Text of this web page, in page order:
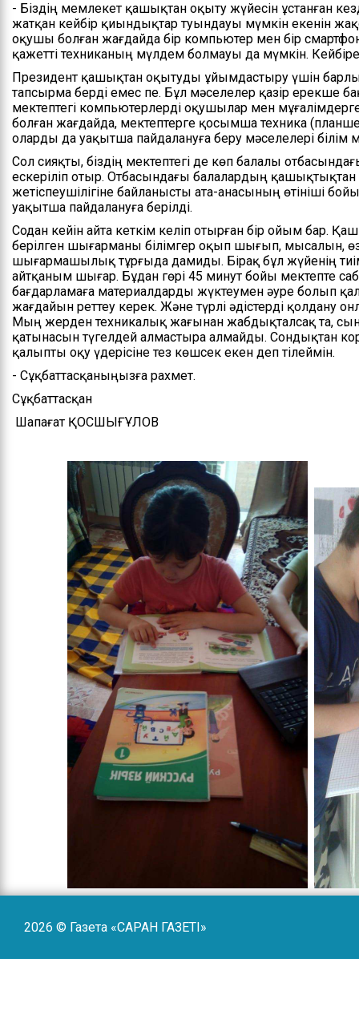
- Біздің мемлекет қашықтан оқыту жүйесін ұстанған
жатқан кейбір қиындықтар туындауы мүмкін екенін
оқушы болған жағдайда бір компьютер мен бір
қажетті техниканың мүлдем болмауы да мүмкін.
Президент қашықтан оқытуды ұйымдастыру үшін
тапсырма берді емес пе. Бұл мәселелер қазір ерекше
мектептегі компьютерлерді оқушылар мен
болған жағдайда, мектептерге қосымша техника
оларды да уақытша пайдалануға беру мәселелері білім
Сол сияқты, біздің мектептегі де көп балалы
ескеріліп отыр. Отбасындағы балалардың
жетіспеушілігіне байланысты ата-анасының өтініші
уақытша пайдалануға берілді.
Содан кейін айта кеткім келіп отырған бір ойым бар.
берілген шығарманы білімгер оқып шығып, мысалын,
шығармашылық тұрғыда дамиды. Бірақ бұл жүйенің
айтқаным шығар. Бұдан гөрі 45 минут бойы мектепте
бағдарламаға материалдарды жүктеумен әуре болып
жағдайын реттеу керек. Және түрлі әдістерді қолдану
Мың жерден техникалық жағынан жабдықталсақ та,
қатынасын түгелдей алмастыра алмайды. Сондықтан
қалыпты оқу үдерісіне тез көшсек екен деп тілеймін.
- Сұқбаттасқаныңызға рахмет.
Сұқбаттасқан
Шапағат ҚОСШЫҒҰЛОВ
2026 © Газета «САРАН ГАЗЕТI»